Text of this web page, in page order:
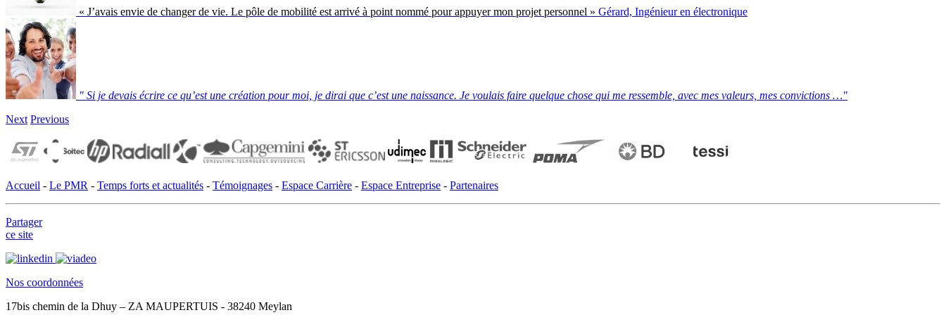
« J’avais envie de changer de vie. Le pôle de mobilité est arrivé à point nommé pour appuyer mon projet personnel » Gérard, Ingénieur en électronique
" Si je devais écrire ce qu’est une création pour moi, je dirai que c’est une naissance. Je voulais faire quelque chose qui me ressemble, avec mes valeurs, mes convictions …"
Next Previous
Accueil - Le PMR - Temps forts et actualités - Témoignages - Espace Carrière - Espace Entreprise - Partenaires
Partager
ce site
Nos coordonnées
17bis chemin de la Dhuy – ZA MAUPERTUIS - 38240 Meylan